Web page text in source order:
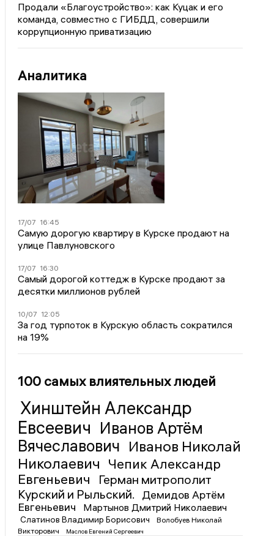
Продали «Благоустройство»: как Куцак и его
команда, совместно с ГИБДД, совершили
коррупционную приватизацию
Аналитика
17/07 16:45
Самую дорогую квартиру в Курске продают на
улице Павлуновского
17/07 16:30
Самый дорогой коттедж в Курске продают за
десятки миллионов рублей
10/07 12:05
За год турпоток в Курскую область сократился
на 19%
100 самых влиятельных людей
Хинштейн Александр
Евсеевич Иванов Артём
Вячеславович Иванов Николай
Николаевич Чепик Александр
Евгеньевич
Герман митрополит
Курский и Рыльский.
Демидов Артём
Евгеньевич
Мартынов Дмитрий Николаевич
Слатинов Владимир Борисович
Волобуев Николай
Викторович
Маслов Евгений Сергеевич